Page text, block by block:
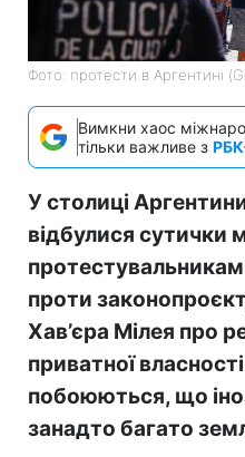
Фото: протести в Аргентині
Вимкни хаос
тільки важливе з
У столиці
відбулися сутички
проти
Хав’єра Мілея про
приватної
побоюються, що
занадто багато